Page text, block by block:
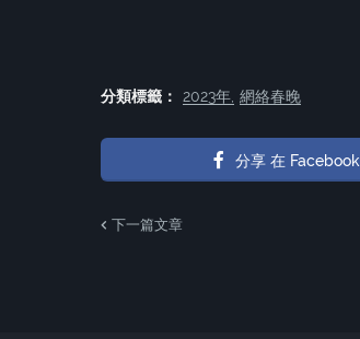
分類標籤： 2023年 網絡春晚
分享 在 Facebook
下一篇文章